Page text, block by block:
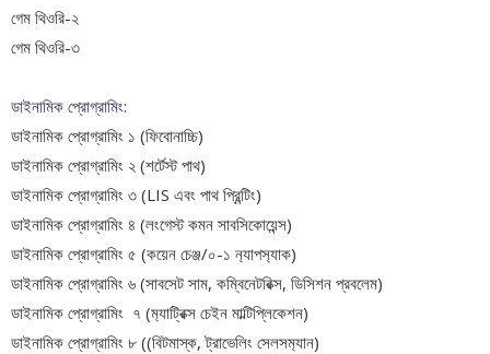
গেম থিওরি-২
গেম থিওরি-৩
ডাইনামিক প্রোগ্রামিং:
ডাইনামিক প্রোগ্রামিং ১ (ফিবোনাচ্চি)
ডাইনামিক প্রোগ্রামিং ২ (শর্টেস্ট পাথ)
ডাইনামিক প্রোগ্রামিং ৩ (LIS এবং পাথ প্রিন্টিং)
ডাইনামিক প্রোগ্রামিং ৪ (লংগেস্ট কমন সাবসিকোয়েন্স)
ডাইনামিক প্রোগ্রামিং ৫ (কয়েন চেঞ্জ/০-১ ন‍্যাপস‍্যাক)
ডাইনামিক প্রোগ্রামিং ৬ (সাবসেট সাম, কম্বিনেটরিক্স, ডিসিশন প্রবলেম)
ডাইনামিক প্রোগ্রামিং ৭ (ম‍্যাট্রিক্স চেইন মাল্টিপ্লিকেশন)
ডাইনামিক প্রোগ্রামিং ৮ ((বিটমাস্ক, ট্রাভেলিং সেলসম‍্যান)